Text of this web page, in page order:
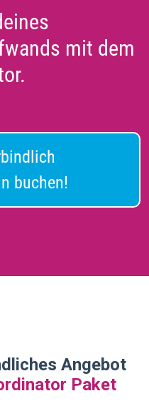
mit dem
buchen!